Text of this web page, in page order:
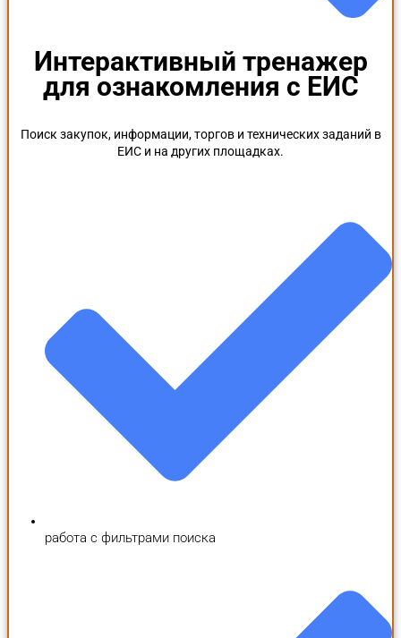
Интерактивный тренажер
для ознакомления с ЕИС
Поиск закупок, информации, торгов и технических заданий в
ЕИС и на других площадках.
работа с фильтрами поиска